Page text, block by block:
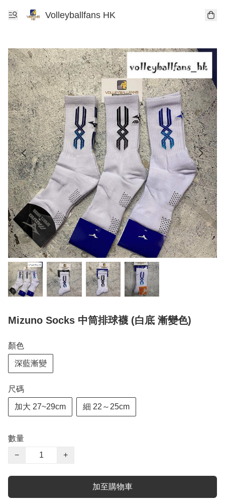
Volleyballfans HK
Mizuno Socks 中筒排球襪 (白底 漸變色)
顏色
深藍漸變
尺碼
加大 27~29cm 細 22～25cm
數量
−
+
加至購物車